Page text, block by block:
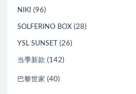
NIKI (96)
SOLFERINO BOX (28)
YSL SUNSET (26)
当季新款 (142)
巴黎世家 (40)